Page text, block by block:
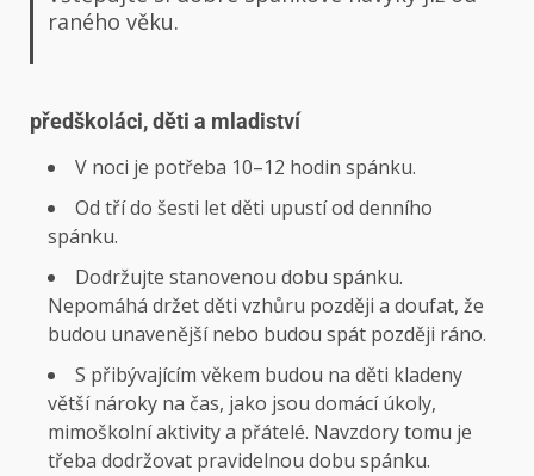
raného věku.
předškoláci, děti a mladiství
V noci je potřeba 10–12 hodin spánku.
Od tří do šesti let děti upustí od denního
spánku.
Dodržujte stanovenou dobu spánku.
Nepomáhá držet děti vzhůru později a doufat, že
budou unavenější nebo budou spát později ráno.
S přibývajícím věkem budou na děti kladeny
větší nároky na čas, jako jsou domácí úkoly,
mimoškolní aktivity a přátelé. Navzdory tomu je
třeba dodržovat pravidelnou dobu spánku.